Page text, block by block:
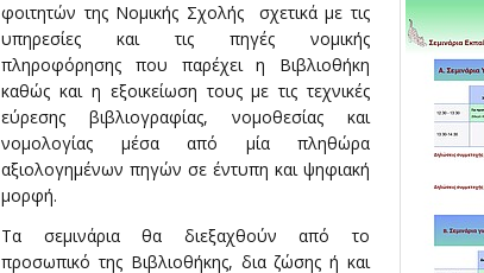
φοιτητών της Νομικής Σχολής σχετικά με τις
υπηρεσίες και τις πηγές νομικής
πληροφόρησης που παρέχει η Βιβλιοθήκη
καθώς και η εξοικείωση τους με τις τεχνικές
εύρεσης βιβλιογραφίας, νομοθεσίας και
νομολογίας μέσα από μία πληθώρα
αξιολογημένων πηγών σε έντυπη και ψηφιακή
μορφή.
Τα σεμινάρια θα διεξαχθούν από το
προσωπικό της Βιβλιοθήκης, δια ζώσης ή και